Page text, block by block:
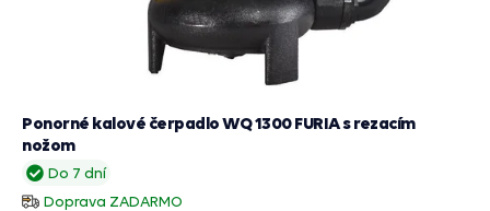
Do 7 dní
Doprava ZADARMO
Ponorné kalové čerpadlo WQ 1300 FURIA s rezacím
nožom